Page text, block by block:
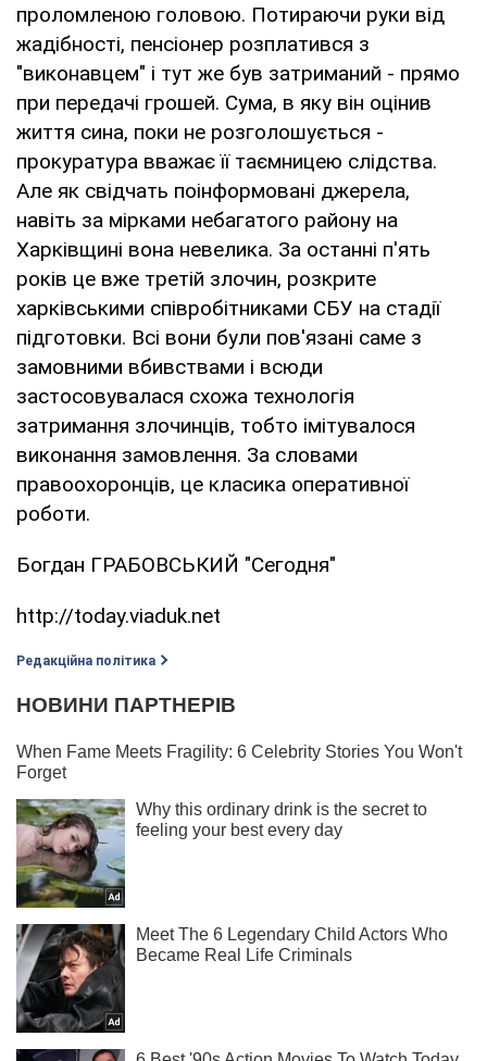
проломленою головою. Потираючи руки від
жадібності, пенсіонер розплатився з
"виконавцем" і тут же був затриманий - прямо
при передачі грошей. Сума, в яку він оцінив
життя сина, поки не розголошується -
прокуратура вважає її таємницею слідства.
Але як свідчать поінформовані джерела,
навіть за мірками небагатого району на
Харківщині вона невелика. За останні п'ять
років це вже третій злочин, розкрите
харківськими співробітниками СБУ на стадії
підготовки. Всі вони були пов'язані саме з
замовними вбивствами і всюди
застосовувалася схожа технологія
затримання злочинців, тобто імітувалося
виконання замовлення. За словами
правоохоронців, це класика оперативної
роботи.
Богдан ГРАБОВСЬКИЙ "Сегодня"
http://today.viaduk.net
Редакційна політика